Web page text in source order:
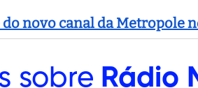
novo canal da Metropole
sobre Rádio